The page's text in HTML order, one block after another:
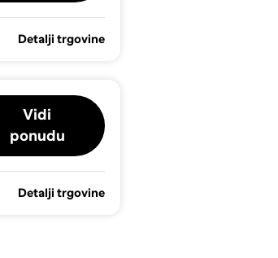
Detalji trgovine
Vidi
ponudu
Detalji trgovine